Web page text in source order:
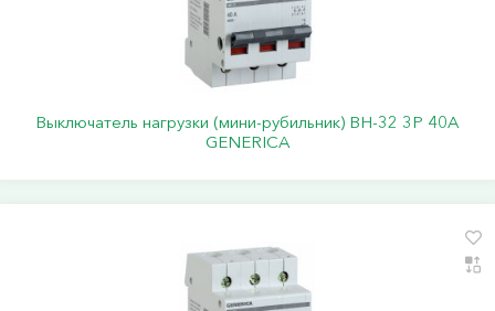
Выключатель нагрузки (мини-рубильник) ВН-32 3Р 40А
GENERICA